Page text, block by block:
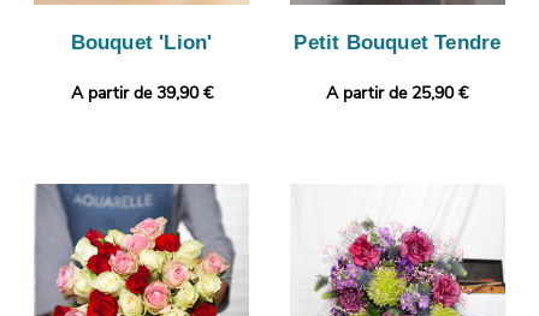
Bouquet 'Lion'
A partir de 39,90 €
Petit Bouquet Tendre
A partir de 25,90 €